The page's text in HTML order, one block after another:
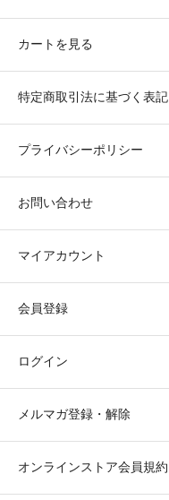
カートを見る
特定商取引法に基づく表記
プライバシーポリシー
お問い合わせ
マイアカウント
会員登録
ログイン
メルマガ登録・解除
オンラインストア会員規約